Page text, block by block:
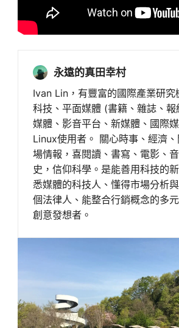
永遠的真田幸村
Ivan Lin，有豐富的國際產業研究
科技、平面媒體 (書籍、雜誌、
媒體、影音平台、新媒體、國際媒
Linux使用者。 關心時事、經濟
場情報，喜閱讀、書寫、電影、
史，信仰科學。是能善用科技的
悉媒體的科技人、懂得市場分析
個法律人、能整合行銷概念的多
創意發想者。